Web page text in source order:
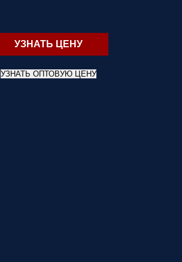
УЗНАТЬ ЦЕНУ
УЗНАТЬ ОПТОВУЮ ЦЕНУ